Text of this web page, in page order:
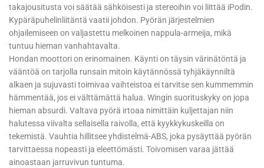
takajousitusta voi säätää sähköisesti ja stereoihin voi liittää iPodin.
Kypäräpuhelinliitäntä vaatii johdon. Pyörän järjestelmien
ohjailemiseen on valjastettu melkoinen nappula-armeija, mikä
tuntuu hieman vanhahtavalta.
Hondan moottori on erinomainen. Käynti on täysin värinätöntä ja
vääntöä on tarjolla runsain mitoin käytännössä tyhjäkäynniltä
alkaen ja sujuvasti toimivaa vaihteistoa ei tarvitse sen kummemmin
hämmentää, jos ei välttämättä halua. Wingin suorituskyky on jopa
hieman absurdi. Valtava pyörä irtoaa nimittäin kuljettajan niin
halutessa viivalta sellaisella raivolla, että kyykkykuskeilla on
tekemistä. Vauhtia hillitsee yhdistelmä-ABS, joka pysäyttää pyörän
tarvittaessa nopeasti ja eleettömästi. Toivomisen varaa jättää
ainoastaan jarruvivun tuntuma.